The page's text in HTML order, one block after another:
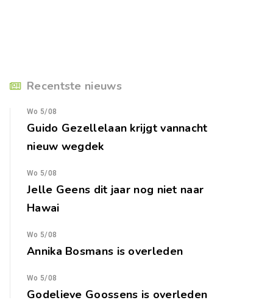
Recentste nieuws
Wo 5/08
Guido Gezellelaan krijgt vannacht
nieuw wegdek
Wo 5/08
Jelle Geens dit jaar nog niet naar
Hawai
Wo 5/08
Annika Bosmans is overleden
Wo 5/08
Godelieve Goossens is overleden